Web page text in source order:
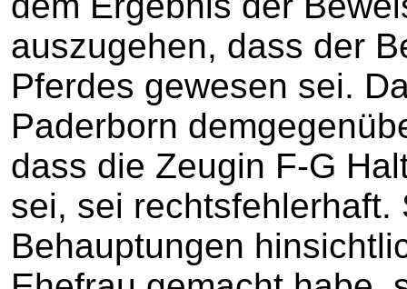
auszugehen, dass der
Pferdes gewesen sei.
Paderborn
dass die Zeugin F-G
sei, sei rechtsfehlerhaft.
Behauptungen